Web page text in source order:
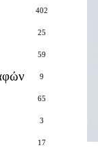
402
25
59
9
65
3
17